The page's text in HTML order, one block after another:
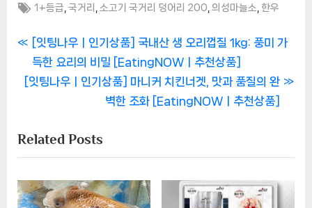
Tags:
1+등급 ,국거리 소고기 국거리 덩어리 200 의성마늘소 ,한우
글
탐
P
r
e
o
u
s
P
[잇팅나우ㅣ인기상품] 국내산 생 오리껍질 1kg: 풍미 가
득한 요리의 비밀 [EatingNOWㅣ추천상품]
N
t
P
o
s
[잇팅나우ㅣ인기상품] 마니커 치킨너겟, 맛과 품질의 완
벽한 조화 [EatingNOWㅣ추천상품]
Related Posts